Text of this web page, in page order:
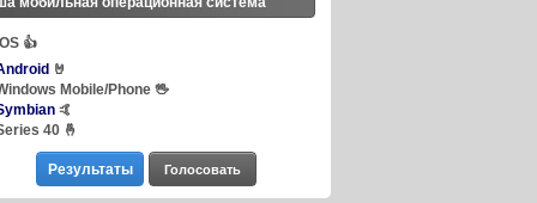
👍
🤘
Mobile/Phone 🖖
🤙
40 🤞